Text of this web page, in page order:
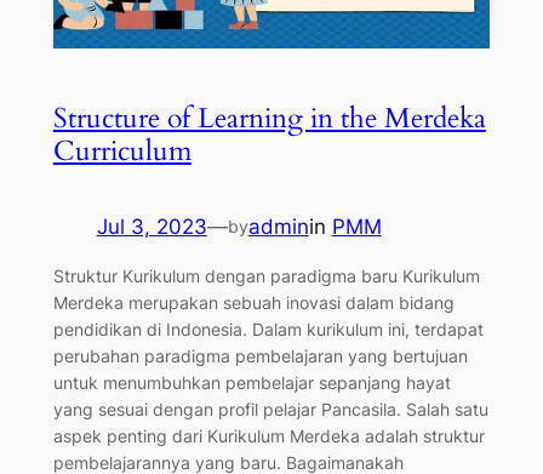
Structure of Learning in the Merdeka
Curriculum
Jul 3, 2023—byadminin PMM
Struktur Kurikulum dengan paradigma baru Kurikulum
Merdeka merupakan sebuah inovasi dalam bidang
pendidikan di Indonesia. Dalam kurikulum ini, terdapat
perubahan paradigma pembelajaran yang bertujuan
untuk menumbuhkan pembelajar sepanjang hayat
yang sesuai dengan profil pelajar Pancasila. Salah satu
aspek penting dari Kurikulum Merdeka adalah struktur
pembelajarannya yang baru. Bagaimanakah